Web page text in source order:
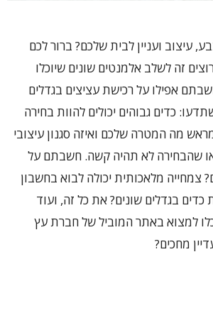
עיצוב ועניין לבית שלכם? ברור לכם
זה לשלב אלמנטים שונים שיוכלו
אפילו על רכישת עציצים בגדלים
כדים גבוהים יכולים להוות בחירה
מה המטרה שלכם ואיזה סגנון עיצובי
שהבחירה לא תהיה קשה. חשבתם על
צמחייה מלאכותית יכולה לבוא בחשבון
כדים בגדלים שונים? את כל זה, ועוד
למצוא באתר המוביל של חברת עץ
מחכים?